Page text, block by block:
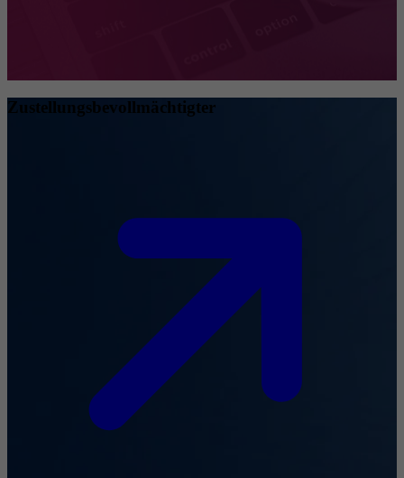
Zustellungsbevollmächtigter